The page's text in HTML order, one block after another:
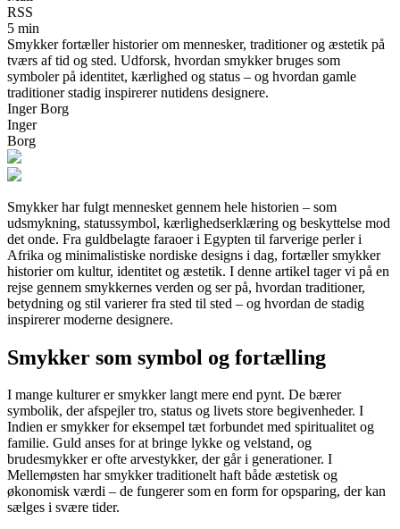
RSS
5 min
Smykker fortæller historier om mennesker, traditioner og æstetik på
tværs af tid og sted. Udforsk, hvordan smykker bruges som
symboler på identitet, kærlighed og status – og hvordan gamle
traditioner stadig inspirerer nutidens designere.
Inger Borg
Inger
Borg
Smykker har fulgt mennesket gennem hele historien – som
udsmykning, statussymbol, kærlighedserklæring og beskyttelse mod
det onde. Fra guldbelagte faraoer i Egypten til farverige perler i
Afrika og minimalistiske nordiske designs i dag, fortæller smykker
historier om kultur, identitet og æstetik. I denne artikel tager vi på en
rejse gennem smykkernes verden og ser på, hvordan traditioner,
betydning og stil varierer fra sted til sted – og hvordan de stadig
inspirerer moderne designere.
Smykker som symbol og fortælling
I mange kulturer er smykker langt mere end pynt. De bærer
symbolik, der afspejler tro, status og livets store begivenheder. I
Indien er smykker for eksempel tæt forbundet med spiritualitet og
familie. Guld anses for at bringe lykke og velstand, og
brudesmykker er ofte arvestykker, der går i generationer. I
Mellemøsten har smykker traditionelt haft både æstetisk og
økonomisk værdi – de fungerer som en form for opsparing, der kan
sælges i svære tider.